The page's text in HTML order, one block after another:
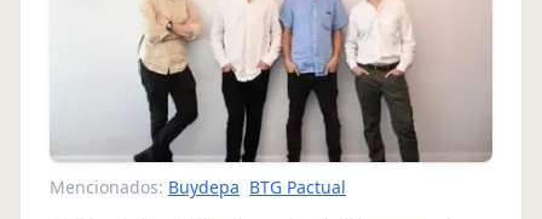
Mencionados: Buydepa BTG Pactual